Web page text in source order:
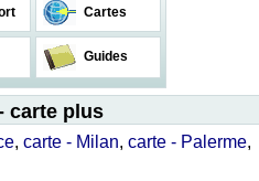
Cartes
Guides
carte plus
, carte - Milan, carte - Palerme,